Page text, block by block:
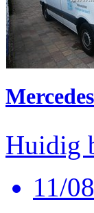
Huidig
11/